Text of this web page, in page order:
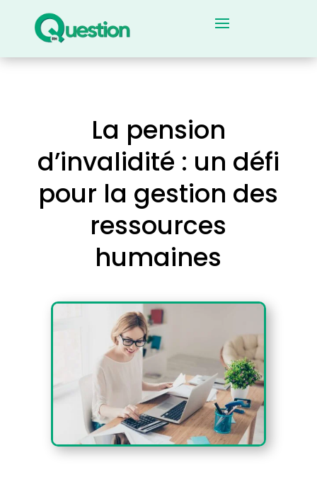
La pension
d’invalidité : un défi
pour la gestion des
ressources
humaines